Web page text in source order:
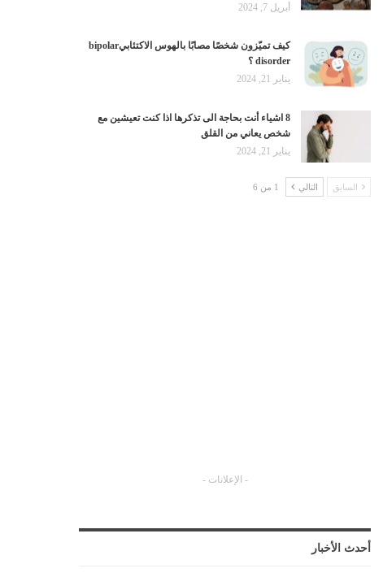
أبريل 7, 2024
كيف تميّزون شخصًا مصابًا بالهوس الاكتئابيbipolar
disorder ؟
يناير 21, 2024
8 اشياء أنت بحاجة الى تذكرها اذا كنت تعيشين مع
شخص يعاني من القلق
يناير 21, 2024
السابق التالي 1 من 6
- الإعلانات -
أحدث الأخبار